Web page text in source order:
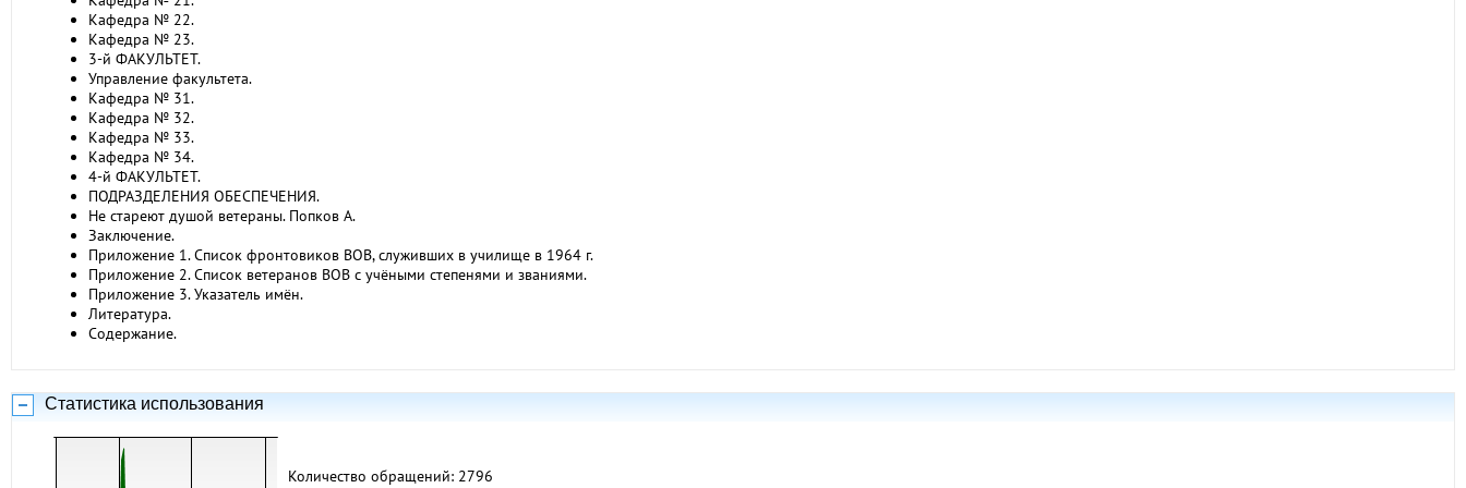
Кафедра № 22.
Кафедра № 23.
3-й ФАКУЛЬТЕТ.
Управление факультета.
Кафедра № 31.
Кафедра № 32.
Кафедра № 33.
Кафедра № 34.
4-й ФАКУЛЬТЕТ.
ПОДРАЗДЕЛЕНИЯ ОБЕСПЕЧЕНИЯ.
Не стареют душой ветераны. Попков А.
Заключение.
Приложение 1. Список фронтовиков ВОВ, служивших в училище в 1964 г.
Приложение 2. Список ветеранов ВОВ с учёными степенями и званиями.
Приложение 3. Указатель имён.
Литература.
Содержание.
Статистика использования
Количество обращений: 2796